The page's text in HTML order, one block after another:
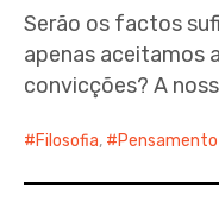
Serão os factos
apenas aceitamos
convicções? A
Filosofia,